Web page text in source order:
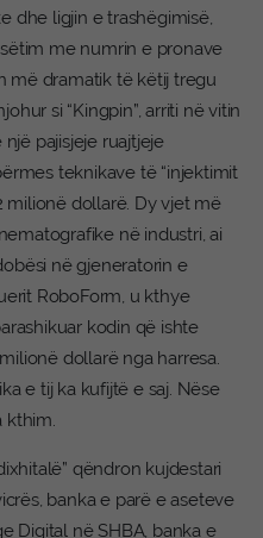
dhe ligjin e trashëgimisë,
me numrin e pronave
më dramatik të këtij tregu
si “Kingpin”, arriti në vitin
pajisjeje ruajtjeje
teknikave të “injektimit
milionë dollarë. Dy vjet më
në industri, ai
në gjeneratorin e
RoboForm, u kthye
kodin që ishte
dollarë nga harresa.
e tij ka kufijtë e saj. Nëse
kthim.
qëndron kujdestari
banka e parë e aseteve
Digital në SHBA, banka e